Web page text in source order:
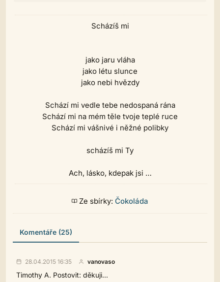
Scházíš mi
jako jaru vláha
jako létu slunce
jako nebi hvězdy
Schází mi vedle tebe nedospaná rána
Schází mi na mém těle tvoje teplé ruce
Schází mi vášnivé i něžné polibky
scházíš mi Ty
Ach, lásko, kdepak jsi …
Ze sbírky: Čokoláda
Komentáře (25)
28.04.2015 16:35 vanovaso
Timothy A. Postovit: děkuji...